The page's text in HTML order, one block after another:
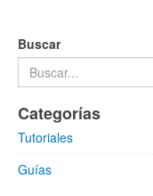
Buscar
Categorías
Tutoriales
Guías